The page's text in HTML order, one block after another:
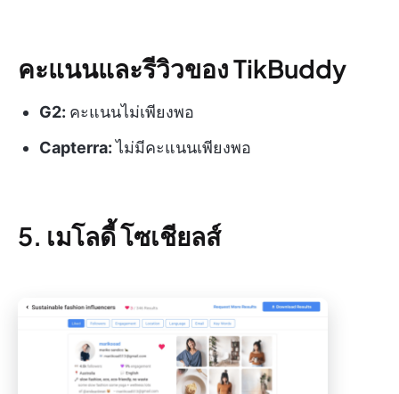
คะแนนและรีวิวของ TikBuddy
G2: คะแนนไม่เพียงพอ
Capterra:ไม่มีคะแนนเพียงพอ
5. เมโลดี้ โซเชียลส์